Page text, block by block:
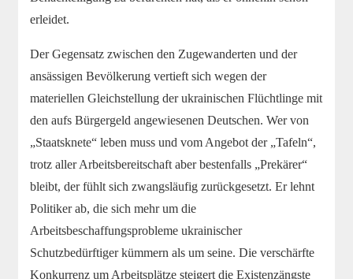
erleidet.
Der Gegensatz zwischen den Zugewanderten und der
ansässigen Bevölkerung vertieft sich wegen der
materiellen Gleichstellung der ukrainischen Flüchtlinge mit
den aufs Bürgergeld angewiesenen Deutschen. Wer von
„Staatsknete“ leben muss und vom Angebot der „Tafeln“,
trotz aller Arbeitsbereitschaft aber bestenfalls „Prekärer“
bleibt, der fühlt sich zwangsläufig zurückgesetzt. Er lehnt
Politiker ab, die sich mehr um die
Arbeitsbeschaffungsprobleme ukrainischer
Schutzbedürftiger kümmern als um seine. Die verschärfte
Konkurrenz um Arbeitsplätze steigert die Existenzängste